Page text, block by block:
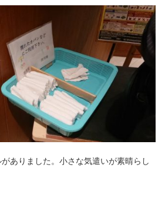
ありました。小さな気遣いが素晴らし